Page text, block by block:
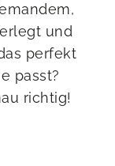
und
perfekt
passt?
richtig!